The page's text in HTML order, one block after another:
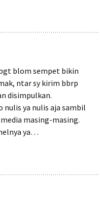
blom sempet bikin
ntar sy kirim bbrp
disimpulkan.
nulis ya nulis aja sambil
masing-masing.
ya…